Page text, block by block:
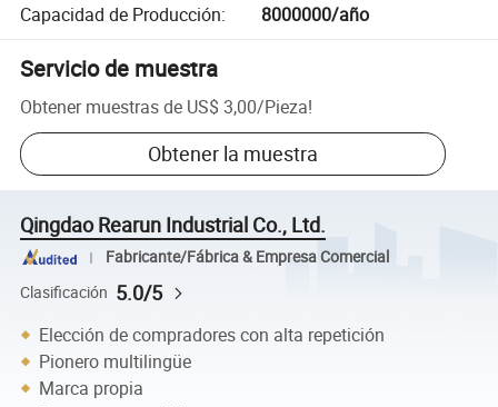
Capacidad de Producción: 8000000/año
Servicio de muestra
Obtener muestras de US$ 3,00/Pieza!
Obtener la muestra
Qingdao Rearun Industrial Co., Ltd.
Fabricante/Fábrica & Empresa Comercial
Clasificación 5.0/5
Elección de compradores con alta repetición
Pionero multilingüe
Marca propia